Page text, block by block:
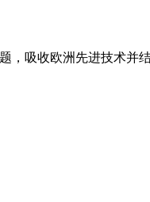
吸收欧洲先进技术